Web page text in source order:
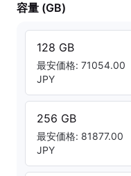
容量 (GB)
128 GB
最安価格: 71054.00
JPY
256 GB
最安価格: 81877.00
JPY